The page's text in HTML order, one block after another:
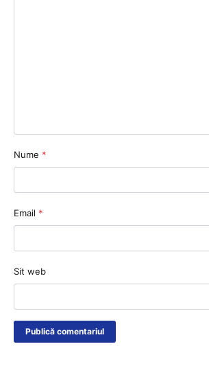
Nume *
Email *
Sit web